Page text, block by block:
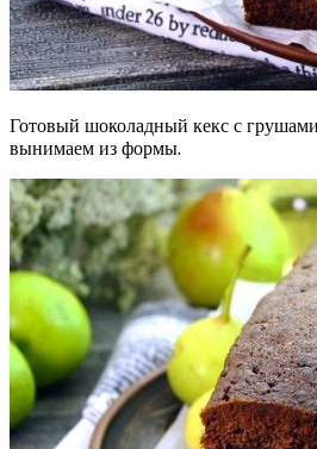
Готовый шоколадный кекс с
вынимаем из формы.